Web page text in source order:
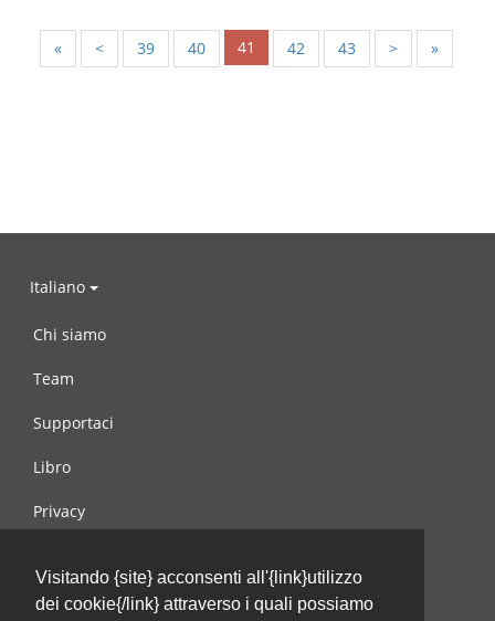
Visitando {site} acconsenti all'{link}utilizzo
dei cookie{/link} attraverso i quali possiamo
« < 39 40 41 42 43 > »
Italiano
Chi siamo
Team
Supportaci
Libro
Privacy
Contattaci